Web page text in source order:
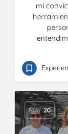
mi
MAY 20